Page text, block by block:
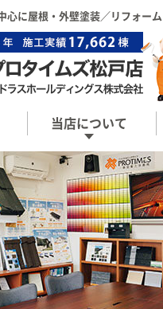
心に屋根・外壁塗装／リフォーム
当店について